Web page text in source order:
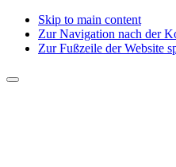
Skip to main content
Zur Navigation nach der
Zur Fußzeile der Website
Menü